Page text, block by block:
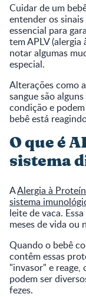
Cuidar de um
entender os
essencial para
tem APLV
notar algumas
especial.
Alterações como
sangue são
condição e
bebê está
O que é
sistema
AAlergia à
sistema
leite de vaca.
meses de vida ou
Quando o bebê
contêm essas
"invasor" e reage,
podem ser
fezes.